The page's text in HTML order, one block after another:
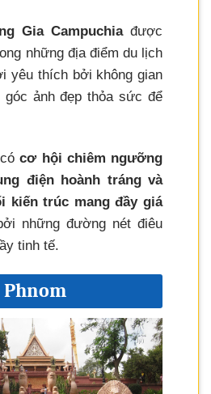
Gia Campuchiađược
những địa điểm du lịch
yêu thích bởi không gian
góc ảnh đẹp thỏa sức để
cócơ hội chiêm ngưỡng
điện hoành tráng và
kiến trúc mang đầy giá
những đường nét điêu
tinh tế.
Phnom